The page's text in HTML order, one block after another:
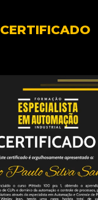
CERTIFICADO